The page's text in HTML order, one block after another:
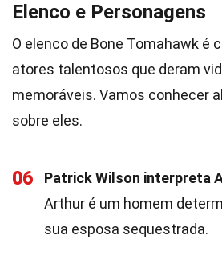
Elenco e Personagens
O elenco de Bone Tomahawk é
atores talentosos que deram
memoráveis. Vamos conhecer
sobre eles.
06
Patrick Wilson interpreta
Arthur é um homem
sua esposa sequestrada.